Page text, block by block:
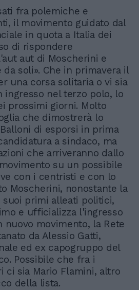
fra polemiche e
il movimento guidato dal
in quota a Italia dei
di rispondere
aut di Moscherini e
soli». Che in primavera il
una corsa solitaria o vi sia
ingresso nel terzo polo, lo
prossimi giorni. Molto
che dimostrerà lo
di esporsi in prima
a sindaco, ma
che arriveranno dallo
su un possibile
con i centristi e con lo
Moscherini, nonostante la
primi alleati politici,
e ufficializza l'ingresso
nuovo movimento, la Rete
da Alessio Gatti,
ed ex capogruppo del
Possibile che fra i
ci sia Mario Flamini, altro
della lista.